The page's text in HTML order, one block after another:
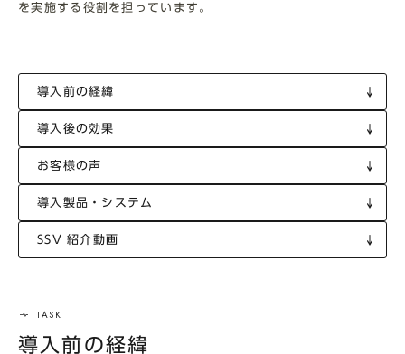
を実施する役割を担っています。
導入前の経緯
導入後の効果
お客様の声
導入製品・システム
SSV 紹介動画
導入前の経緯